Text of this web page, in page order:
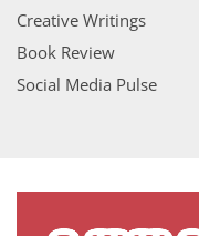
Creative Writings
Book Review
Social Media Pulse